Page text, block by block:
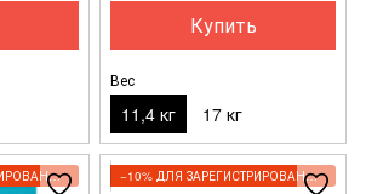
Купить
Вес
11,4 кг 17 кг
−10% ДЛЯ ЗАРЕГИСТРИРОВАННЫХ КЛИЕНТОВ −10% ДЛЯ ЗАРЕГИСТРИРОВАННЫХ КЛИЕНТОВ